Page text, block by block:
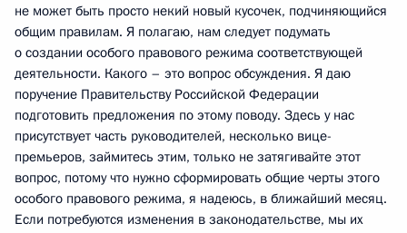
не может быть просто некий новый кусочек, подчиняющийся
общим правилам. Я полагаю, нам следует подумать
о создании особого правового режима соответствующей
деятельности. Какого – это вопрос обсуждения. Я даю
поручение Правительству Российской Федерации
подготовить предложения по этому поводу. Здесь у нас
присутствует часть руководителей, несколько вице-
премьеров, займитесь этим, только не затягивайте этот
вопрос, потому что нужно сформировать общие черты этого
особого правового режима, я надеюсь, в ближайший месяц.
Если потребуются изменения в законодательстве, мы их